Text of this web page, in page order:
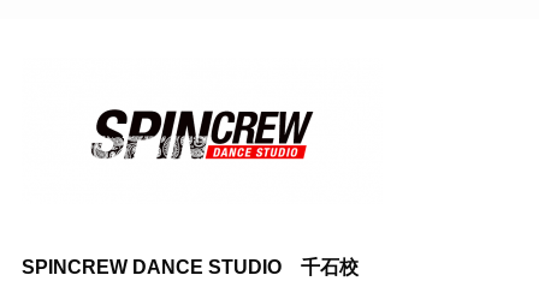
SPINCREW DANCE STUDIO 千石校